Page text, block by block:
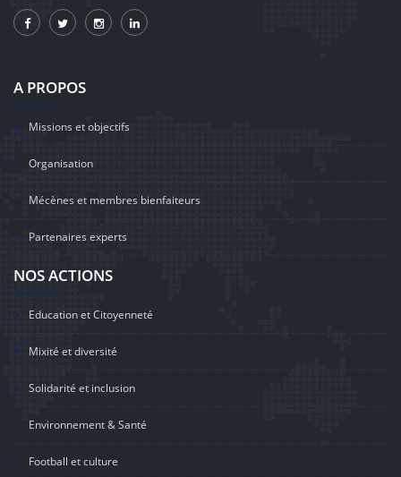
A PROPOS
Missions et objectifs
Organisation
Mécènes et membres bienfaiteurs
Partenaires experts
NOS ACTIONS
Education et Citoyenneté
Mixité et diversité
Solidarité et inclusion
Environnement & Santé
Football et culture